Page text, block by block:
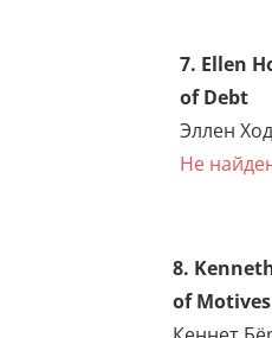
ЕСТЬ
7. Ellen
of Debt
Эллен